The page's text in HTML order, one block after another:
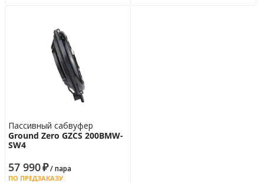
Пассивный сабвуфер
Ground Zero GZCS 200BMW-
SW4
57 990₽/ пара
ПО ПРЕДЗАКАЗУ